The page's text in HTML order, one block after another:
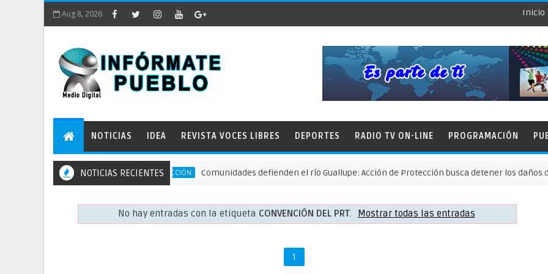
Aug 8, 2026 Inicio
NOTICIAS IDEA REVISTA VOCES LIBRES DEPORTES RADIO TV ON-LINE PROGRAMACIÓN
NOTICIAS RECIENTES
ACCIÓN DE PROTECCIÓN Comunidades defienden el río Guallupe: Acción de Protección busca detener los daños de la
No hay entradas con la etiqueta CONVENCIÓN DEL PRT. Mostrar todas las entradas
1